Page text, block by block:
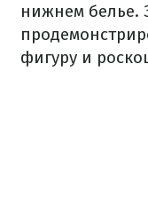
нижнем белье.
фигуру и